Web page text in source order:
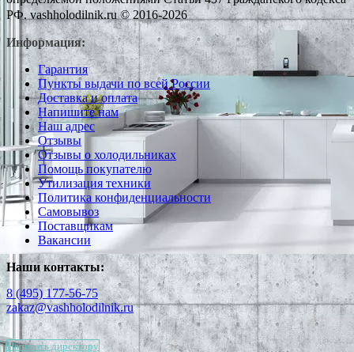
РФ. vashholodilnik.ru © 2016-2026
Информация:
Гарантия
Пункты выдачи по всей России
Доставка и оплата
Напишите нам
Наш адрес
Отзывы
Отзывы о холодильниках
Помощь покупателю
Утилизация техники
Политика конфиденциальности
Самовывоз
Поставщикам
Вакансии
Наши контакты:
8 (495) 177-56-75
zakaz@vashholodilnik.ru
Написать директору